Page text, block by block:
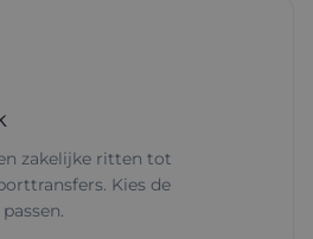
zakelijke ritten tot
Kies de